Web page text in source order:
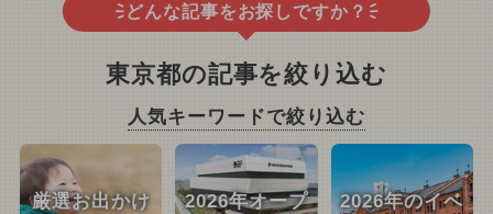
どんな記事をお探しですか？
東京都の記事を絞り込む
人気キーワードで絞り込む
厳選お出かけ
2026年オープ
2026年のイベ